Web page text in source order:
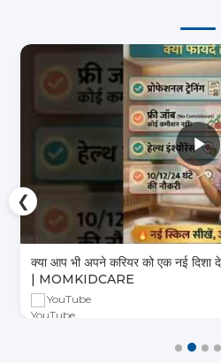
क्या आप भी अपने करियर को एक नई
| MOMKIDCARE
YouTube
❮